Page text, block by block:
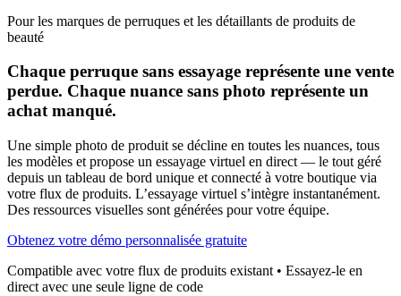
Pour les marques de perruques et les détaillants de produits de
beauté
Chaque perruque sans essayage représente une vente
perdue. Chaque nuance sans photo représente un
achat manqué.
Une simple photo de produit se décline en toutes les nuances, tous
les modèles et propose un essayage virtuel en direct — le tout géré
depuis un tableau de bord unique et connecté à votre boutique via
votre flux de produits. L’essayage virtuel s’intègre instantanément.
Des ressources visuelles sont générées pour votre équipe.
Obtenez votre démo personnalisée gratuite
Compatible avec votre flux de produits existant • Essayez-le en
direct avec une seule ligne de code